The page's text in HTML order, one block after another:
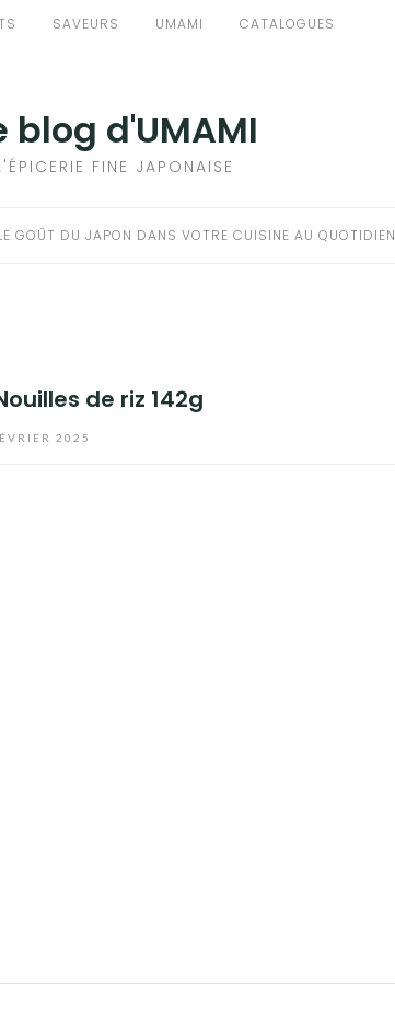
SAVEURS UMAMI CATALOGUES
blog d'UMAMI
FINE JAPONAISE
GOÛT DU JAPON DANS VOTRE CUISINE AU QUOTIDIEN
de riz 142g
2025